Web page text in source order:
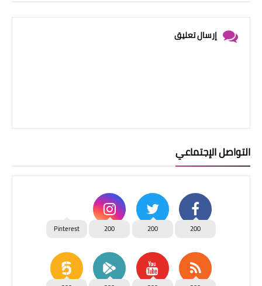
إرسال تعليق
التواصل الإجتماعي
200
200
200
Pinterest